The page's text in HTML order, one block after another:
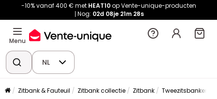
-10% vanaf 400 € met HEAT10op Vente-unique-producten
Nog: 02d 08je 21m 28s
Menu
NL
Zitbank & Fauteuil Zitbank collectie Zitbank Tweezitsbanken